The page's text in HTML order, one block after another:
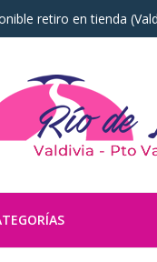
retiro en tienda